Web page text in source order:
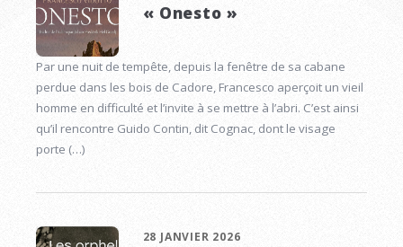
« Onesto »
Par une nuit de tempête, depuis la fenêtre de sa cabane
perdue dans les bois de Cadore, Francesco aperçoit un vieil
homme en difficulté et l’invite à se mettre à l’abri. C’est ainsi
qu’il rencontre Guido Contin, dit Cognac, dont le visage
porte (…)
28 JANVIER 2026